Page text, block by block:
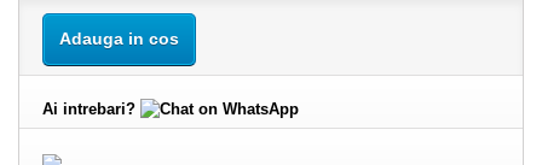
Adauga in cos
Ai intrebari?